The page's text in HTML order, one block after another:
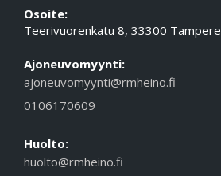
Osoite:
Teerivuorenkatu 8, 33300 Tampere
Ajoneuvomyynti:
ajoneuvomyynti@rmheino.fi
0106170609
Huolto:
huolto@rmheino.fi